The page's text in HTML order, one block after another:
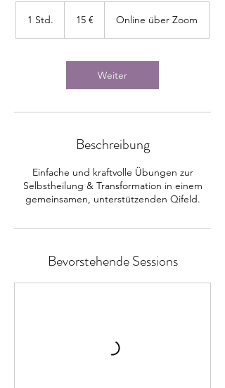
1 Std. 15 € Online über Zoom
Weiter
Beschreibung
Einfache und kraftvolle Übungen zur
Selbstheilung & Transformation in einem
gemeinsamen, unterstützenden Qifeld.
Bevorstehende Sessions